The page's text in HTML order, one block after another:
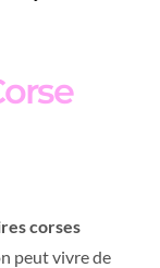
corses
peut vivre de